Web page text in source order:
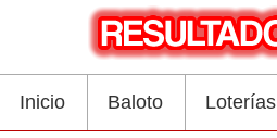
Inicio Baloto Loterías